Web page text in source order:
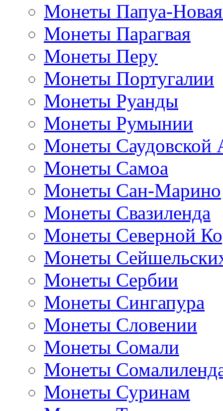
Монеты Папуа-
Монеты Парагвая
Монеты Перу
Монеты Португалии
Монеты Руанды
Монеты Румынии
Монеты Саудовской
Монеты Самоа
Монеты Сан-Марино
Монеты Свазиленда
Монеты Северной
Монеты
Монеты Сербии
Монеты Сингапура
Монеты Словении
Монеты Сомали
Монеты
Монеты Суринам